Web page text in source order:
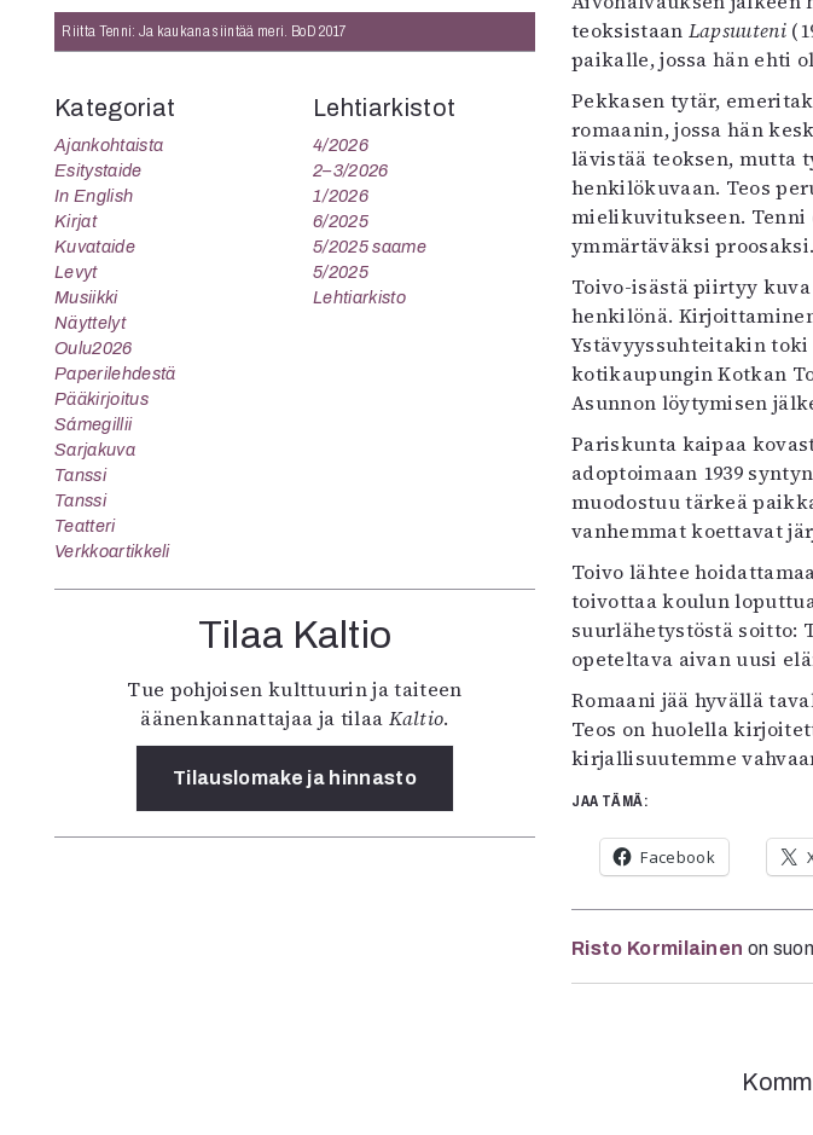
Kuvataide
Kirjat
In English
Esitystaide
Arkisto
teoksistaan Lapsuuteni
paikalle, jossa hän ehti
Pekkasen tytär,
romaanin, jossa hän
lävistää teoksen, mutta
henkilökuvaan. Teos
mielikuvitukseen.
ymmärtäväksi proosaksi.
Toivo-isästä piirtyy
henkilönä.
Ystävyyssuhteitakin
kotikaupungin Kotkan
Asunnon löytymisen
Pariskunta kaipaa
adoptoimaan 1939
muodostuu tärkeä
vanhemmat koettavat
Toivo lähtee
toivottaa koulun
suurlähetystöstä soitto:
opeteltava aivan uusi
Romaani jää hyvällä
Teos on huolella
kirjallisuutemme
JAA TÄMÄ:
Facebook
Risto Kormilainen on
Riitta Tenni: Ja kaukana siintää meri. BoD 2017
Kategoriat
Ajankohtaista
Esitystaide
In English
Kirjat
Kuvataide
Levyt
Musiikki
Näyttelyt
Oulu2026
Paperilehdestä
Pääkirjoitus
Sámegillii
Sarjakuva
Tanssi
Tanssi
Teatteri
Verkkoartikkeli
Lehtiarkistot
4/2026
2–3/2026
1/2026
6/2025
5/2025 saame
5/2025
Lehtiarkisto
Tilaa Kaltio
Tue pohjoisen kulttuurin ja taiteen
äänenkannattajaa ja tilaa Kaltio.
Tilauslomake ja hinnasto